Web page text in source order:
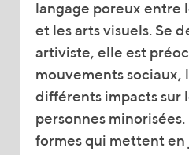
langage poreux entre
et les arts visuels. Se
artiviste, elle est
mouvements sociaux,
différents impacts sur
personnes
formes qui mettent en